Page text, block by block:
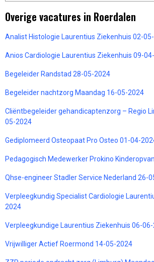
Overige vacatures in Roerdalen
Analist Histologie Laurentius Ziekenhuis 02-
Anios Cardiologie Laurentius Ziekenhuis 09-
Begeleider Randstad 28-05-2024
Begeleider nachtzorg Maandag 16-05-2024
Cliëntbegeleider gehandicaptenzorg – Regio
05-2024
Gediplomeerd Osteopaat Pro Osteo 01-04-
Pedagogisch Medewerker Prokino
Qhse-engineer Stadler Service Nederland 26-
Verpleegkundig Specialist Cardiologie
2024
Verpleegkundige Laurentius Ziekenhuis 06-
Vrijwilliger Actief Roermond 14-05-2024